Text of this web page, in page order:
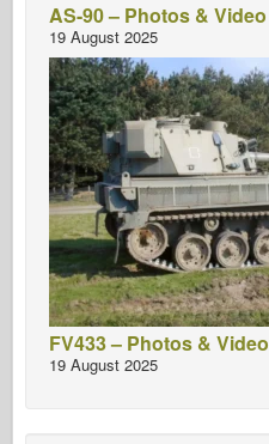
AS-90 – Photos & Video
19 August 2025
FV433 – Photos & Video
19 August 2025